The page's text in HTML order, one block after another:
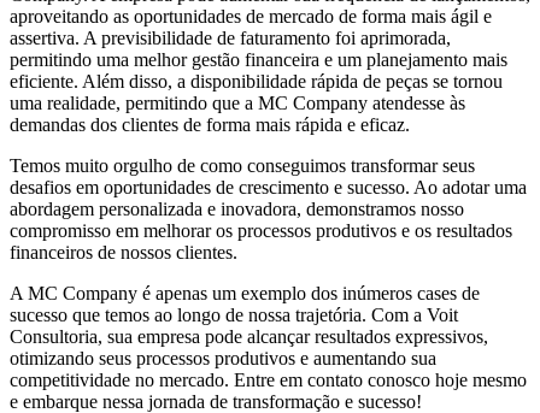
aproveitando as oportunidades de mercado de forma mais ágil e
assertiva. A previsibilidade de faturamento foi aprimorada,
permitindo uma melhor gestão financeira e um planejamento mais
eficiente. Além disso, a disponibilidade rápida de peças se tornou
uma realidade, permitindo que a MC Company atendesse às
demandas dos clientes de forma mais rápida e eficaz.
Temos muito orgulho de como conseguimos transformar seus
desafios em oportunidades de crescimento e sucesso. Ao adotar uma
abordagem personalizada e inovadora, demonstramos nosso
compromisso em melhorar os processos produtivos e os resultados
financeiros de nossos clientes.
A MC Company é apenas um exemplo dos inúmeros cases de
sucesso que temos ao longo de nossa trajetória. Com a Voit
Consultoria, sua empresa pode alcançar resultados expressivos,
otimizando seus processos produtivos e aumentando sua
competitividade no mercado. Entre em contato conosco hoje mesmo
e embarque nessa jornada de transformação e sucesso!